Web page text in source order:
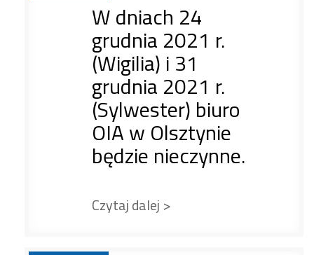
W dniach 24
grudnia 2021 r.
(Wigilia) i 31
grudnia 2021 r.
(Sylwester) biuro
OIA w Olsztynie
będzie nieczynne.
Czytaj dalej >